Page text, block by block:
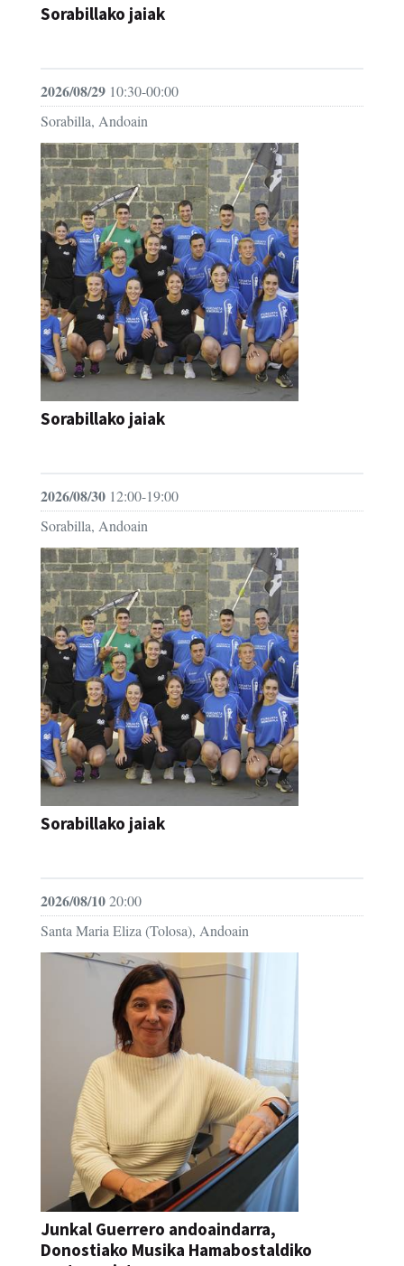
Sorabillako jaiak
2026/08/29 10:30-00:00
Sorabilla, Andoain
Sorabillako jaiak
2026/08/30 12:00-19:00
Sorabilla, Andoain
Sorabillako jaiak
2026/08/1020:00
Santa Maria Eliza (Tolosa), Andoain
Junkal Guerrero andoaindarra,
Donostiako Musika Hamabostaldiko